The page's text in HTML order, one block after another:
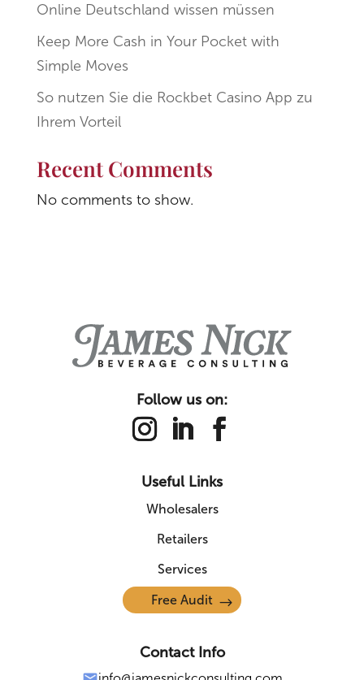
Online Deutschland wissen müssen
Keep More Cash in Your Pocket with
Simple Moves
So nutzen Sie die Rockbet Casino App zu
Ihrem Vorteil
Recent Comments
No comments to show.
Follow us on:
Useful Links
Wholesalers
Retailers
Services
Free Audit
Contact Info